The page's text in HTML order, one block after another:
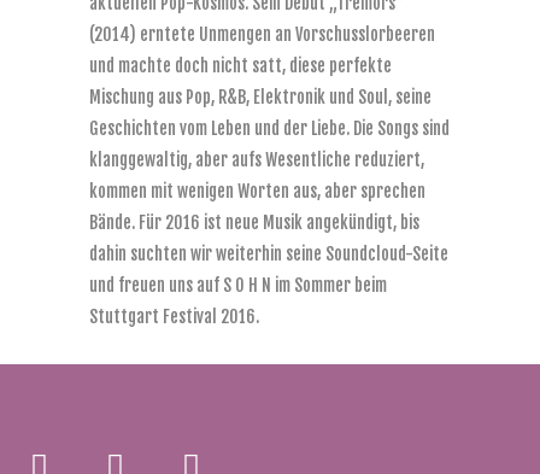
(2014) erntete Unmengen an Vorschusslorbeeren
und machte doch nicht satt, diese perfekte
Mischung aus Pop, R&B, Elektronik und Soul, seine
Geschichten vom Leben und der Liebe. Die Songs sind
klanggewaltig, aber aufs Wesentliche reduziert,
kommen mit wenigen Worten aus, aber sprechen
Bände. Für 2016 ist neue Musik angekündigt, bis
dahin suchten wir weiterhin seine Soundcloud-Seite
und freuen uns auf S O H N im Sommer beim
Stuttgart Festival 2016.